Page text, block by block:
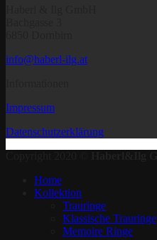
info@haberl-ilg.at
Impressum
Datenschutzerklärung
Home
Kollektion
Trauringe
Klassische Trauringe
Memoire Ringe